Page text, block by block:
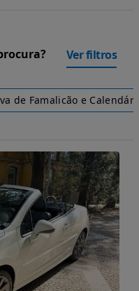
Ver filtros
de Famalicão e